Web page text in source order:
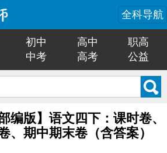
全科导航
初中 高中
职高
中考 高考 公益
编版】语文四下：课时卷、
、期中期末卷（含答案）